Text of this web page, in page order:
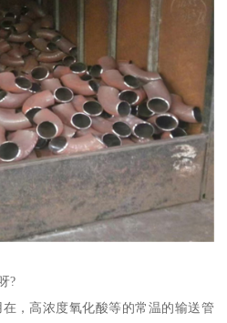
?
，高浓度氧化酸等的常温的输送管